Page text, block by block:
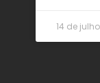
14 de